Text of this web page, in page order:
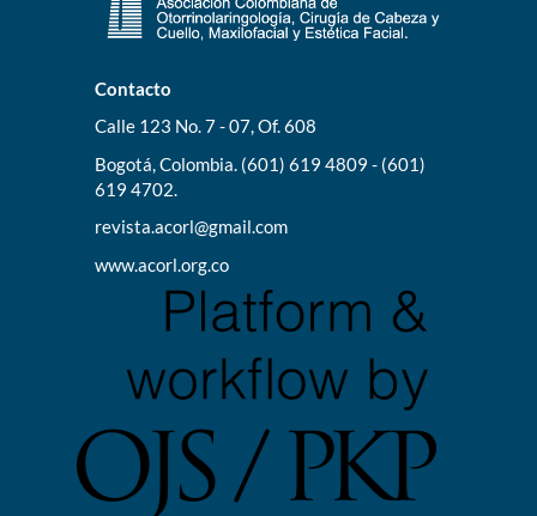
Contacto
Calle 123 No. 7 - 07, Of. 608
Bogotá, Colombia. (601) 619 4809 - (601)
619 4702.
revista.acorl@gmail.com
www.acorl.org.co